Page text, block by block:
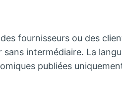
fournisseurs ou des
intermédiaire. La
publiées